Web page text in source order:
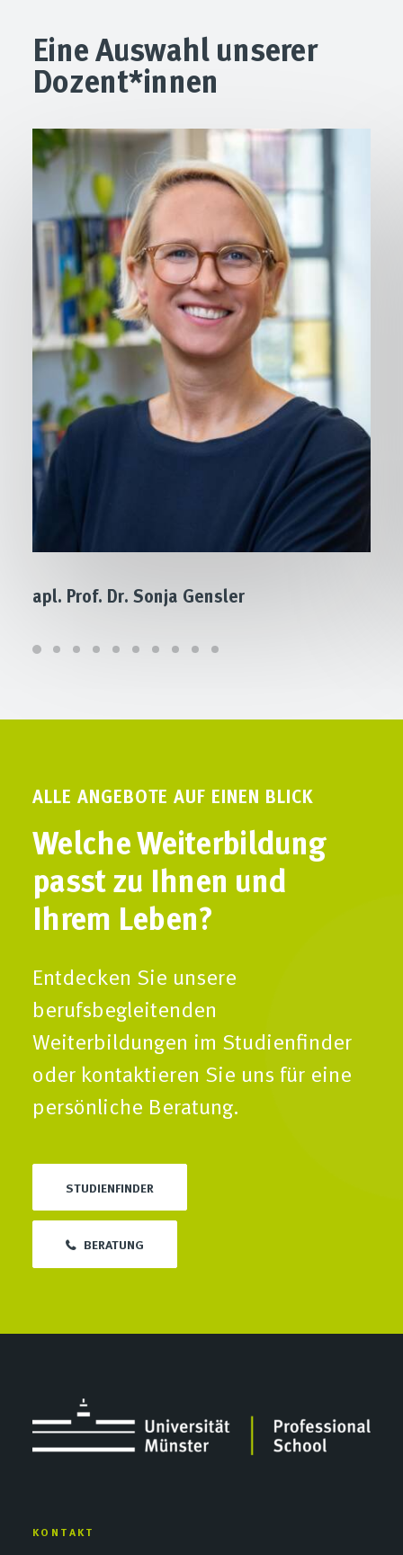
Eine Auswahl unserer
Dozent*innen
apl. Prof. Dr. Sonja Gensler
ALLE ANGEBOTE AUF EINEN BLICK
Welche Weiterbildung
passt zu Ihnen und
Ihrem Leben?
Entdecken Sie unsere
berufsbegleitenden
Weiterbildungen im Studienfinder
oder kontaktieren Sie uns für eine
persönliche Beratung.
STUDIENFINDER
BERATUNG
KONTAKT